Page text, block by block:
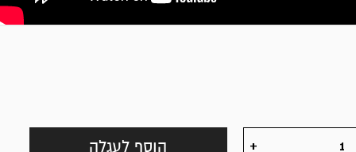
הוסף לעגלה